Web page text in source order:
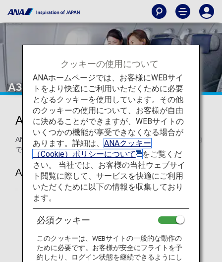
A380ビジネスクラス
ANAビジネススタッガード
ANAのA380 ビジネスクラス 座席・シートについてのご案内
です。
A380
クッキーの使用について
ANAホームページでは、お客様にWEBサイ
トをより快適にご利用いただくために必要
となるクッキーを使用しています。その他
のクッキーの使用について、お客様が自由
に決めることができますが、WEBサイトの
いくつかの機能が享受できなくなる場合が
あります。詳細は、 ANAクッキー
（Cookie）ポリシーについて
をご覧くだ
さい。 当社では、お客様の当社ウェブサイ
ト閲覧に際して、サービスを快適にご利用
いただくために以下の情報を収集しており
ます。
必須クッキー
このクッキーは、WEBサイトの一般的な動作の
ために必要です。お客様が安全にフライトを予
約したり、ログイン状態を継続できるようにし